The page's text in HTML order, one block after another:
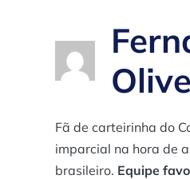
Fã de carteirinha do
imparcial na hora de
brasileiro. Equipe